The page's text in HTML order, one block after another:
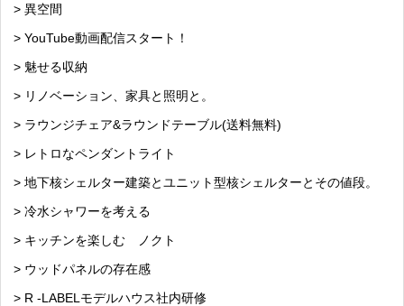
> 異空間
> YouTube動画配信スタート！
> 魅せる収納
> リノベーション、家具と照明と。
> ラウンジチェア&ラウンドテーブル(送料無料)
> レトロなペンダントライト
> 地下核シェルター建築とユニット型核シェルターとその値段。
> 冷水シャワーを考える
> キッチンを楽しむ ノクト
> ウッドパネルの存在感
> R -LABELモデルハウス社内研修